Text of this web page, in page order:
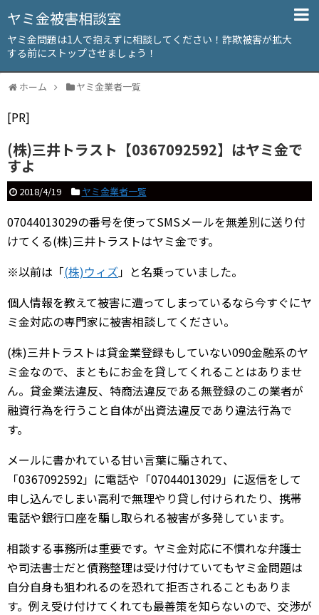
ヤミ金被害相談室
ヤミ金問題は1人で抱えずに相談してください！詐欺被害が拡大
する前にストップさせましょう！
ホーム ヤミ金業者一覧
[PR]
(株)三井トラスト【0367092592】はヤミ金で
すよ
2018/4/19 ヤミ金業者一覧
07044013029の番号を使ってSMSメールを無差別に送り付
けてくる(株)三井トラストはヤミ金です。
※以前は「(株)ウィズ」と名乗っていました。
個人情報を教えて被害に遭ってしまっているなら今すぐにヤ
ミ金対応の専門家に被害相談してください。
(株)三井トラストは貸金業登録もしていない090金融系のヤ
ミ金なので、まともにお金を貸してくれることはありませ
ん。貸金業法違反、特商法違反である無登録のこの業者が
融資行為を行うこと自体が出資法違反であり違法行為で
す。
メールに書かれている甘い言葉に騙されて、
「0367092592」に電話や「07044013029」に返信をして
申し込んでしまい高利で無理やり貸し付けられたり、携帯
電話や銀行口座を騙し取られる被害が多発しています。
相談する事務所は重要です。ヤミ金対応に不慣れな弁護士
や司法書士だと債務整理は受け付けていてもヤミ金問題は
自分自身も狙われるのを恐れて拒否されることもありま
す。例え受け付けてくれても最善策を知らないので、交渉が